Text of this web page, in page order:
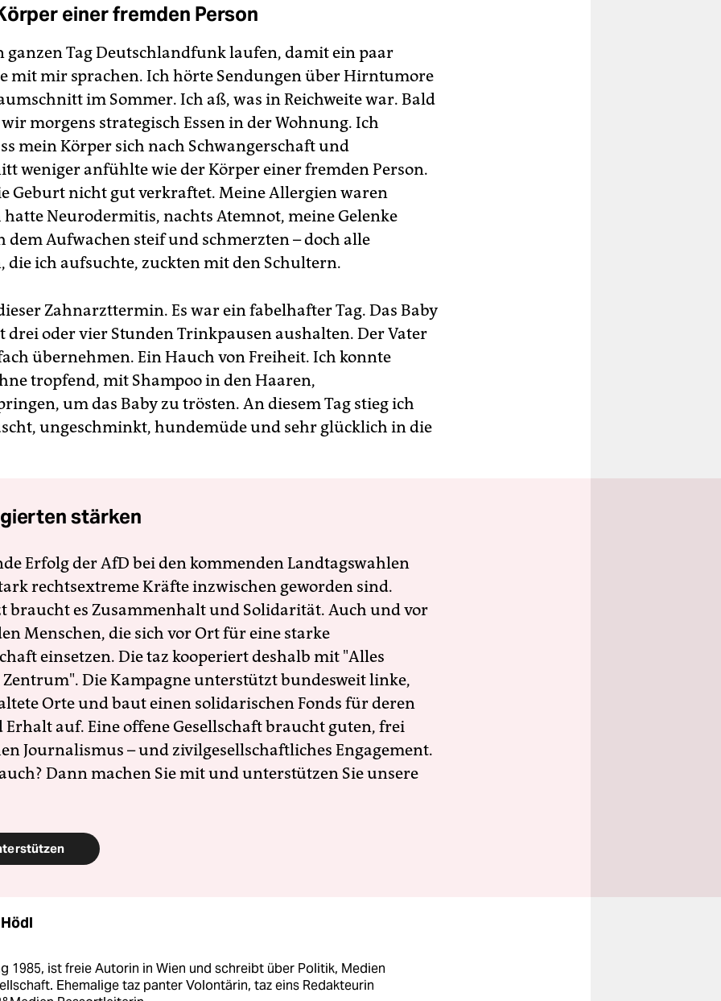
einer fremden Person
ganzen Tag Deutschlandfunk laufen, damit ein paar
mit mir sprachen. Ich hörte Sendungen über Hirntumore
im Sommer. Ich aß, was in Reichweite war. Bald
morgens strategisch Essen in der Wohnung. Ich
mein Körper sich nach Schwangerschaft und
weniger anfühlte wie der Körper einer fremden Person.
Geburt nicht gut verkraftet. Meine Allergien waren
hatte Neurodermitis, nachts Atemnot, meine Gelenke
dem Aufwachen steif und schmerzten – doch alle
die ich aufsuchte, zuckten mit den Schultern.
Zahnarzttermin. Es war ein fabelhafter Tag. Das Baby
drei oder vier Stunden Trinkpausen aushalten. Der Vater
übernehmen. Ein Hauch von Freiheit. Ich konnte
tropfend, mit Shampoo in den Haaren,
um das Baby zu trösten. An diesem Tag stieg ich
ungeschminkt, hundemüde und sehr glücklich in die
stärken
Erfolg der AfD bei den kommenden Landtagswahlen
rechtsextreme Kräfte inzwischen geworden sind.
braucht es Zusammenhalt und Solidarität. Auch und vor
Menschen, die sich vor Ort für eine starke
einsetzen. Die taz kooperiert deshalb mit "Alles
Die Kampagne unterstützt bundesweit linke,
Orte und baut einen solidarischen Fonds für deren
Erhalt auf. Eine offene Gesellschaft braucht guten, frei
Journalismus – und zivilgesellschaftliches Engagement.
Dann machen Sie mit und unterstützen Sie unsere
1985, ist freie Autorin in Wien und schreibt über Politik, Medien
Ehemalige taz panter Volontärin, taz eins Redakteurin